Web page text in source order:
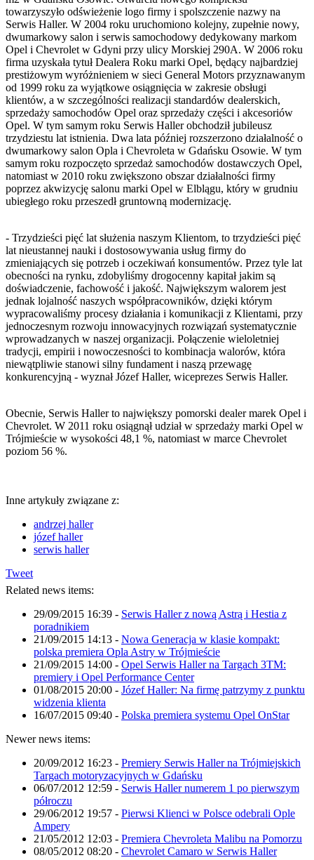
towarzyszyło odświeżenie logo firmy i spolszczenie nazwy na
Serwis Haller. W 2004 roku uruchomiono kolejny, zupełnie nowy,
dwumarkowy salon i serwis samochodowy dedykowany markom
Opel i Chevrolet w Gdyni przy ulicy Morskiej 290A. W 2006 roku
firma uzyskała tytuł Dealera Roku marki Opel, będący najbardziej
prestiżowym wyróżnieniem w sieci General Motors przyznawanym
od 1999 roku za wyjątkowe osiągnięcia w zakresie obsługi
klientów, a w szczególności realizacji standardów dealerskich,
sprzedaży samochodów Opel oraz sprzedaży części i akcesoriów
Opel. W tym samym roku Serwis Haller obchodził jubileusz
trzydziestu lat istnienia. Dwa lata później rozszerzono działalność o
dwumarkowy salon Opla i Chevroleta w Gdańsku Osowie. W tym
samym roku rozpoczęto sprzedaż samochodów dostawczych Opel,
natomiast w 2010 roku zwiększono obszar działalności firmy
poprzez akwizycję salonu marki Opel w Elblągu, który w grudniu
ubiegłego roku przeszedł gruntowną modernizację.
- Trzydzieści pięć lat służenia naszym Klientom, to trzydzieści pięć
lat nieustannej nauki i dostosowywania usług firmy do
zmieniających się potrzeb i oczekiwań konsumentów. Przez tyle lat
obecności na rynku, zdobyliśmy drogocenny kapitał jakim są
doświadczenie, fachowość i jakość. Największym walorem jest
jednak lojalność naszych współpracowników, dzięki którym
wypracowaliśmy procesy działania i komunikacji z Klientami, przy
jednoczesnym rozwoju innowacyjnych rozwiązań systematycznie
wprowadzanych w naszej organizacji. Połączenie wieloletniej
tradycji, empirii i nowoczesności to kombinacja walorów, która
niewątpliwie stanowi silny fundament i naszą przewagę
konkurencyjną - wyznał Józef Haller, wiceprezes Serwis Haller.
Obecnie, Serwis Haller to największy pomorski dealer marek Opel i
Chevrolet. W 2011 roku osiągnął udział w sprzedaży marki Opel w
Trójmieście w wysokości 48,1 %, natomiast w marce Chevrolet
poziom 56 %.
Inne artykuły związane z:
andrzej haller
józef haller
serwis haller
Tweet
Related news items:
29/09/2015 16:39 - Serwis Haller z nową Astrą i Hestia z
poradnikiem
21/09/2015 14:13 - Nowa Generacja w klasie kompakt:
polska premiera Opla Astry w Trójmieście
21/09/2015 14:00 - Opel Serwis Haller na Targach 3TM:
premiery i Opel Performance Center
01/08/2015 20:00 - Józef Haller: Na firmę patrzymy z punktu
widzenia klienta
16/07/2015 09:40 - Polska premiera systemu Opel OnStar
Newer news items:
20/09/2012 16:23 - Premiery Serwis Haller na Trójmiejskich
Targach motoryzacyjnych w Gdańsku
06/07/2012 12:59 - Serwis Haller numerem 1 po pierwszym
półroczu
29/06/2012 19:57 - Pierwsi Klienci w Polsce odebrali Ople
Ampery
21/05/2012 12:03 - Premiera Chevroleta Malibu na Pomorzu
08/05/2012 08:20 - Chevrolet Camaro w Serwis Haller